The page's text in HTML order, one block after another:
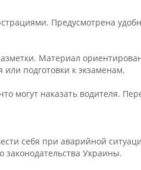
Предусмотрена
Материал
подготовки к экзаменам.
могут наказать водителя.
себя при аварийной
Украины.